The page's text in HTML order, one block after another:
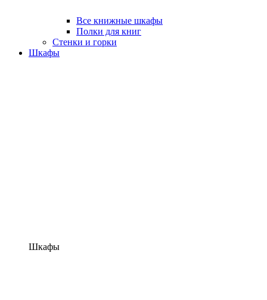
Все книжные шкафы
Полки для книг
Стенки и горки
Шкафы
Шкафы